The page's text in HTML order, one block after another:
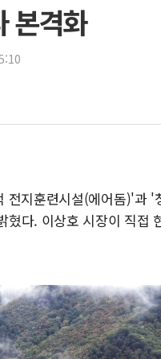
본격화
지훈련시설(에어돔)'과 '
다. 이상호 시장이 직접